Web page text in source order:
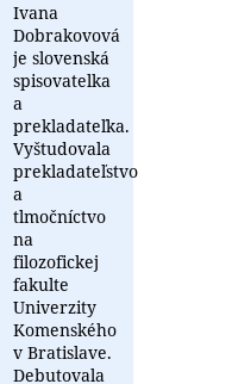
Ivana
Dobrakovová
je slovenská
spisovatelka
a
prekladateľka.
Vyštudovala
prekladateľstvo
a
tlmočníctvo
na
filozofickej
fakulte
Univerzity
Komenského
v Bratislave.
Debutovala